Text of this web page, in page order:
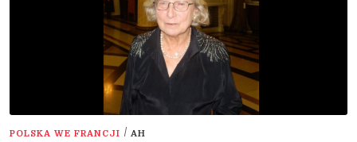
POLSKA WE FRANCJI / AH